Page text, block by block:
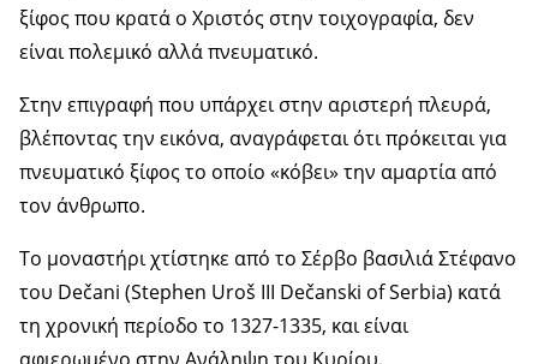
ξίφος που κρατά ο Χριστός στην τοιχογραφία, δεν
είναι πολεμικό αλλά πνευματικό.
Στην επιγραφή που υπάρχει στην αριστερή πλευρά,
βλέποντας την εικόνα, αναγράφεται ότι πρόκειται για
πνευματικό ξίφος το οποίο «κόβει» την αμαρτία από
τον άνθρωπο.
Το μοναστήρι χτίστηκε από το Σέρβο βασιλιά Στέφανο
του Dečani (Stephen Uroš III Dečanski of Serbia) κατά
τη χρονική περίοδο το 1327-1335, και είναι